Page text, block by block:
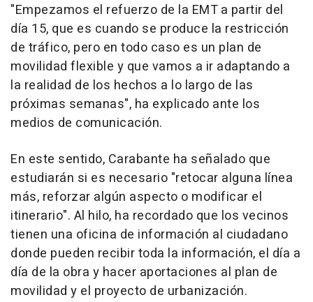
"Empezamos el refuerzo de la EMT a partir del
día 15, que es cuando se produce la restricción
de tráfico, pero en todo caso es un plan de
movilidad flexible y que vamos a ir adaptando a
la realidad de los hechos a lo largo de las
próximas semanas", ha explicado ante los
medios de comunicación.
En este sentido, Carabante ha señalado que
estudiarán si es necesario "retocar alguna línea
más, reforzar algún aspecto o modificar el
itinerario". Al hilo, ha recordado que los vecinos
tienen una oficina de información al ciudadano
donde pueden recibir toda la información, el día a
día de la obra y hacer aportaciones al plan de
movilidad y el proyecto de urbanización.